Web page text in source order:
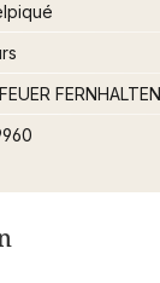
FERNHALTEN